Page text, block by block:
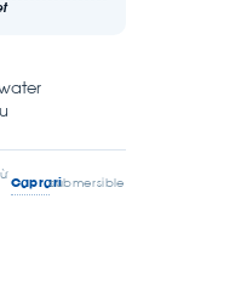
Caprarisubmersible